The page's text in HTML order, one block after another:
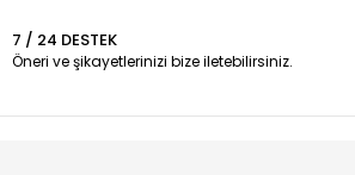
7 / 24 DESTEK
Öneri ve şikayetlerinizi bize iletebilirsiniz.